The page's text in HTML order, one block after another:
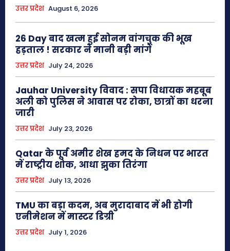
उत्तर प्रदेश August 6, 2026
26 Day बाद खत्म हुई सोनम वांगचुक की भूख
हड़ताल ! सरकार ने मानी बड़ी मांगें
उत्तर प्रदेश July 24, 2026
Jauhar University विवाद : सपा विधायक महबूब
अली को पुलिस ने आवास पर रोका, छात्रों का धरना
जारी
उत्तर प्रदेश July 23, 2026
Qatar के पूर्व अमीर शेख हमद के निधन पर भारत
में राष्ट्रीय शोक, आधा झुका तिरंगा
उत्तर प्रदेश July 13, 2026
TMU का बड़ा कदम, अब मुरादाबाद में भी होगी
एनीमेशन में मास्टर डिग्री
उत्तर प्रदेश July 1, 2026